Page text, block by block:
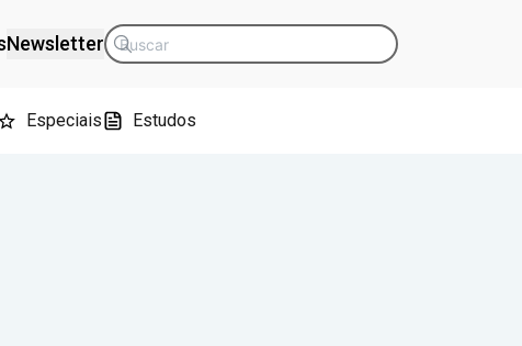
Newsletter
Especiais Estudos